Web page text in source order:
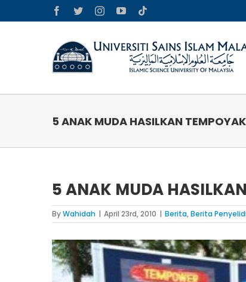
to
Facebook
TwitterInstagramYouTube
5 ANAK MUDA HASILKAN
5 ANAK MUDA
ByWahidah | April 23rd, 2010 | Berita,Berita
View
Larger
Image